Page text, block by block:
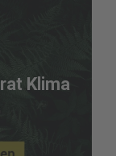
Klima